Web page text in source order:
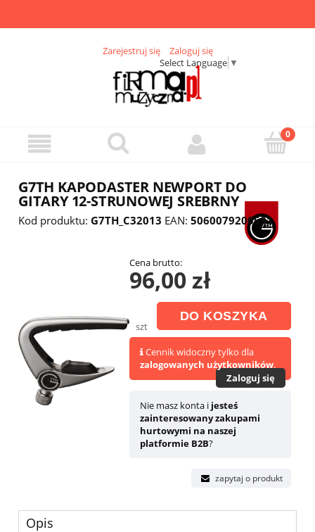
Zarejestruj się
Zaloguj się
Select Language ▼
G7TH KAPODASTER NEWPORT DO
GITARY 12-STRUNOWEJ SREBRNY
Kod produktu: G7TH_C32013 EAN: 5060079200591
Cena brutto:
96,00 zł
szt
DO KOSZYKA
Cennik widoczny tylko dla
zalogowanych użytkowników.
Zaloguj się
Nie masz konta i jesteś
zainteresowany zakupami
hurtowymi na naszej
platformie B2B?
zapytaj o produkt
Opis